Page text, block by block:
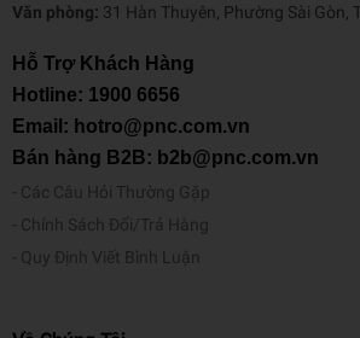
Văn phòng: 31 Hàn Thuyên, Phường Sài Gòn,
Hỗ Trợ Khách Hàng
Hotline: 1900 6656
Email: hotro@pnc.com.vn
Bán hàng B2B: b2b@pnc.com.vn
Các Câu Hỏi Thường Gặp
Chính Sách Đổi/Trả Hàng
Quy Định Viết Bình Luận